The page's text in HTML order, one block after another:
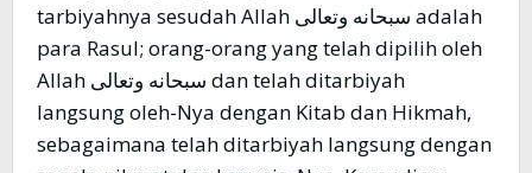
tarbiyahnya sesudah Allah سبحانه وتعالى adalah
para Rasul; orang-orang yang telah dipilih oleh
Allah سبحانه وتعالى dan telah ditarbiyah
langsung oleh-Nya dengan Kitab dan Hikmah,
sebagaimana telah ditarbiyah langsung dengan